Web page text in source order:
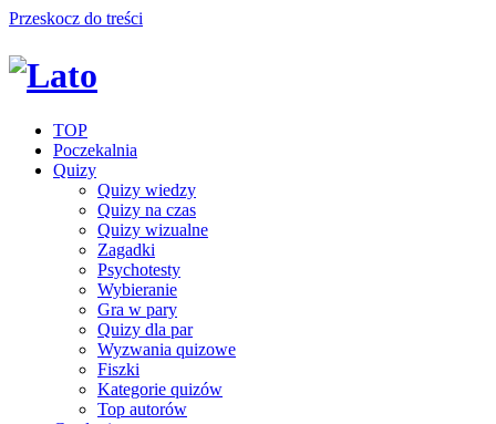
Przeskocz do treści
TOP
Poczekalnia
Quizy
Quizy wiedzy
Quizy na czas
Quizy wizualne
Zagadki
Psychotesty
Wybieranie
Gra w pary
Quizy dla par
Wyzwania quizowe
Fiszki
Kategorie quizów
Top autorów